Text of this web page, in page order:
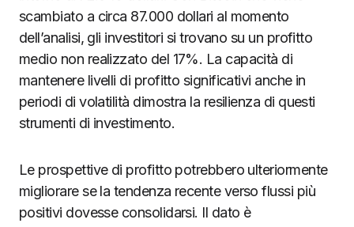
scambiato a circa 87.000 dollari al momento
dell’analisi, gli investitori si trovano su un profitto
medio non realizzato del 17%. La capacità di
mantenere livelli di profitto significativi anche in
periodi di volatilità dimostra la resilienza di questi
strumenti di investimento.
Le prospettive di profitto potrebbero ulteriormente
migliorare se la tendenza recente verso flussi più
positivi dovesse consolidarsi. Il dato è